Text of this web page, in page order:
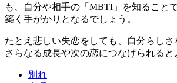
も、自分や相手の「MBTI」を知ること
築く手がかりとなるでしょう。
たとえ悲しい失恋をしても、自分らしさ
さらなる成長や次の恋につなげられると
別れ